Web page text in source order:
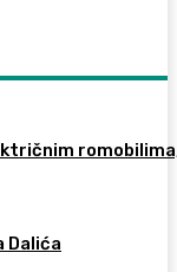
Dalića